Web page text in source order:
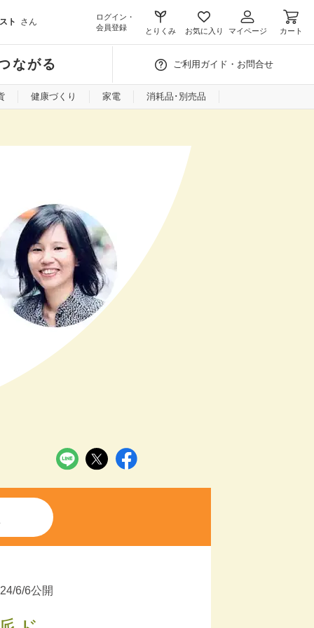
ト さん
ログイン・
会員登録
とりくみ お気に入り マイページ カート
ながる ご利用ガイド・お問合せ
健康づくり 家電 消耗品･別売品
6/6公開